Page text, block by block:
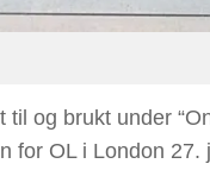
til og brukt under
for OL i London 27.